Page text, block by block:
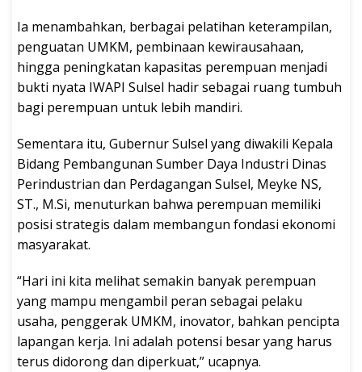
Ia menambahkan, berbagai pelatihan keterampilan,
penguatan UMKM, pembinaan kewirausahaan,
hingga peningkatan kapasitas perempuan menjadi
bukti nyata IWAPI Sulsel hadir sebagai ruang tumbuh
bagi perempuan untuk lebih mandiri.
Sementara itu, Gubernur Sulsel yang diwakili Kepala
Bidang Pembangunan Sumber Daya Industri Dinas
Perindustrian dan Perdagangan Sulsel, Meyke NS,
ST., M.Si, menuturkan bahwa perempuan memiliki
posisi strategis dalam membangun fondasi ekonomi
masyarakat.
“Hari ini kita melihat semakin banyak perempuan
yang mampu mengambil peran sebagai pelaku
usaha, penggerak UMKM, inovator, bahkan pencipta
lapangan kerja. Ini adalah potensi besar yang harus
terus didorong dan diperkuat,” ucapnya.